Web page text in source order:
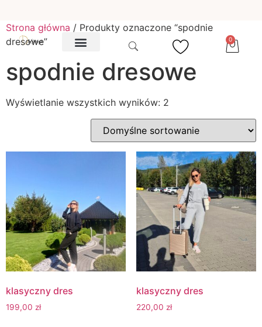
0
Strona główna / Produkty oznaczone “spodnie
dresowe”
spodnie dresowe
Wyświetlanie wszystkich wyników: 2
klasyczny dres
199,00 zł
klasyczny dres
220,00 zł